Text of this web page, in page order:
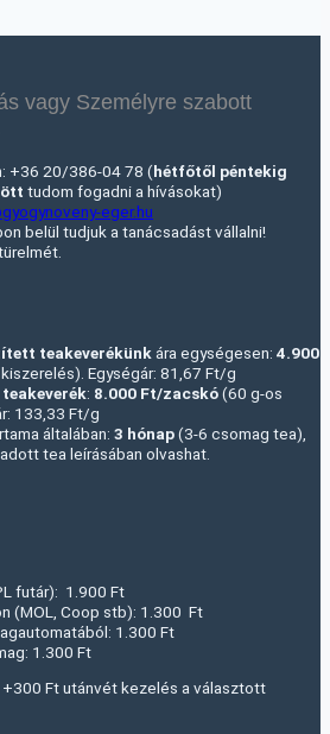
vagy Személyre szabott
+36 20/386-04 78 (hétfőtől péntekig
tudom fogadni a hívásokat)
eger.hu
belül tudjuk a tanácsadást vállalni!
teakeverékünk ára egységesen: 4.900
Egységár: 81,67 Ft/g
: 8.000 Ft/zacskó(60 g-os
133,33 Ft/g
általában: 3 hónap(3-6 csomag tea),
tea leírásában olvashat.
futár): 1.900 Ft
(MOL, Coop stb): 1.300 Ft
1.300 Ft
1.300 Ft
+300 Ft utánvét kezelés a választott